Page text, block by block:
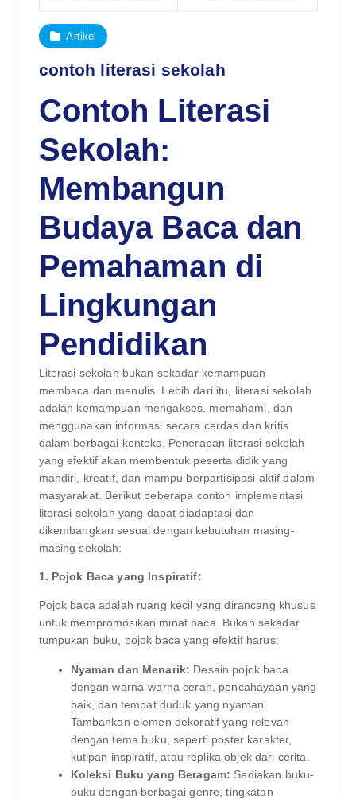
Artikel
contoh literasi sekolah
Contoh Literasi
Sekolah:
Membangun
Budaya Baca dan
Pemahaman di
Lingkungan
Pendidikan
Literasi sekolah bukan sekadar kemampuan
membaca dan menulis. Lebih dari itu, literasi sekolah
adalah kemampuan mengakses, memahami, dan
menggunakan informasi secara cerdas dan kritis
dalam berbagai konteks. Penerapan literasi sekolah
yang efektif akan membentuk peserta didik yang
mandiri, kreatif, dan mampu berpartisipasi aktif dalam
masyarakat. Berikut beberapa contoh implementasi
literasi sekolah yang dapat diadaptasi dan
dikembangkan sesuai dengan kebutuhan masing-
masing sekolah:
1. Pojok Baca yang Inspiratif:
Pojok baca adalah ruang kecil yang dirancang khusus
untuk mempromosikan minat baca. Bukan sekadar
tumpukan buku, pojok baca yang efektif harus:
Nyaman dan Menarik: Desain pojok baca
dengan warna-warna cerah, pencahayaan yang
baik, dan tempat duduk yang nyaman.
Tambahkan elemen dekoratif yang relevan
dengan tema buku, seperti poster karakter,
kutipan inspiratif, atau replika objek dari cerita.
Koleksi Buku yang Beragam: Sediakan buku-
buku dengan berbagai genre, tingkatan